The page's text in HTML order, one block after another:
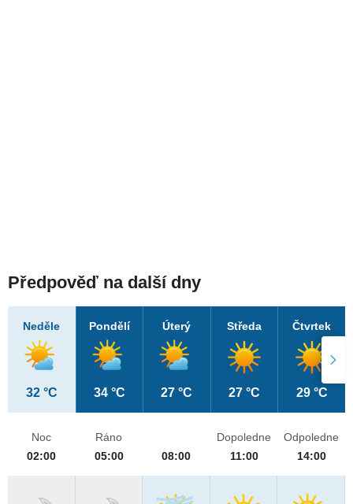
Předpověď na další dny
Neděle
32 °C
Pondělí
34 °C
Úterý
27 °C
Středa
27 °C
Čtvrtek
29 °C
Noc
02:00
Ráno
05:00
08:00
Dopoledne
11:00
Odpoledne
14:00